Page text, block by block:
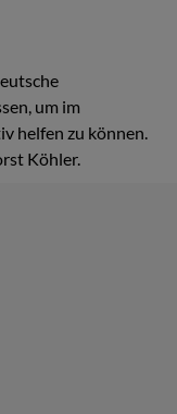
um im
helfen zu können.
Köhler.